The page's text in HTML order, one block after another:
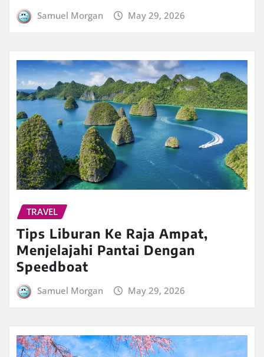
Samuel Morgan May 29, 2026
TRAVEL
Tips Liburan Ke Raja Ampat,
Menjelajahi Pantai Dengan
Speedboat
Samuel Morgan May 29, 2026